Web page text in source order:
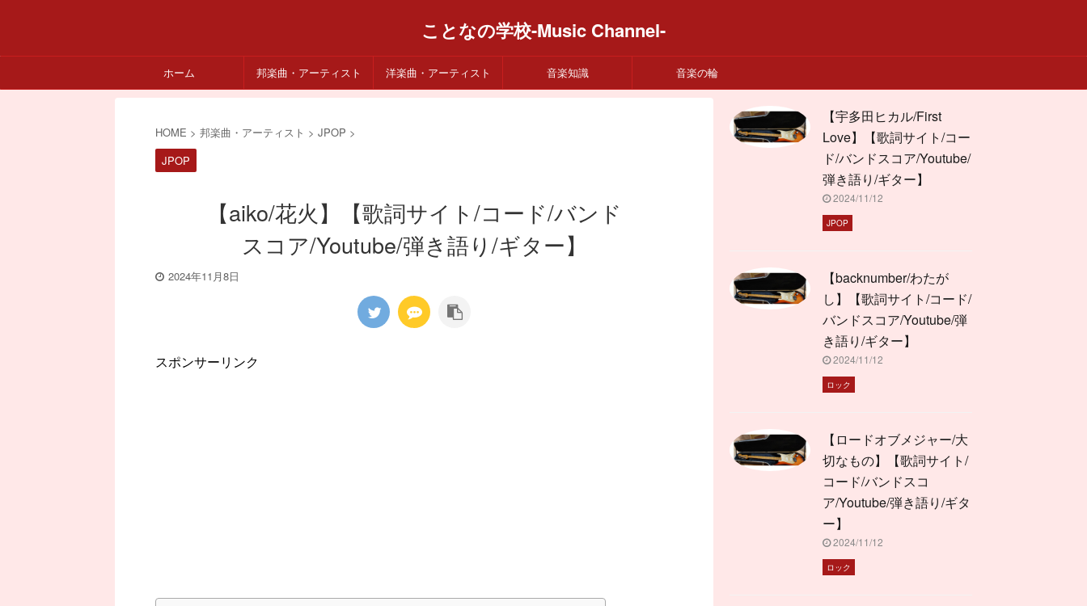
ことなの学校-Music Channel-
ホーム 邦楽曲・アーティスト 洋楽曲・アーティスト 音楽知識 音楽の輪
HOME > 邦楽曲・アーティスト > JPOP >
JPOP
【aiko/花火】【歌詞サイト/コード/バンド
スコア/Youtube/弾き語り/ギター】
2024年11月8日
スポンサーリンク
【宇多田ヒカル/First
Love】【歌詞サイト/コー
ド/バンドスコア/Youtube/
弾き語り/ギター】
2024/11/12
JPOP
【backnumber/わたが
し】【歌詞サイト/コード/
バンドスコア/Youtube/弾
き語り/ギター】
2024/11/12
ロック
【ロードオブメジャー/大
切なもの】【歌詞サイト/
コード/バンドスコ
ア/Youtube/弾き語り/ギタ
ー】
2024/11/12
ロック